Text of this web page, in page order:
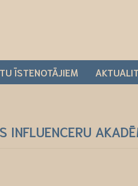
ĪSTENOTĀJIEM
INFLUENCERU